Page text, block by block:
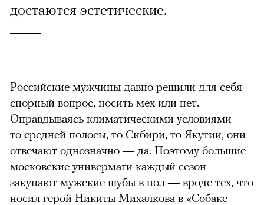
достаются эстетические.
Российские мужчины давно решили для себя
спорный вопрос, носить мех или нет.
Оправдываясь климатическими условиями —
то средней полосы, то Сибири, то Якутии, они
отвечают однозначно — да. Поэтому большие
московские универмаги каждый сезон
закупают мужские шубы в пол — вроде тех, что
носил герой Никиты Михалкова в «Собаке